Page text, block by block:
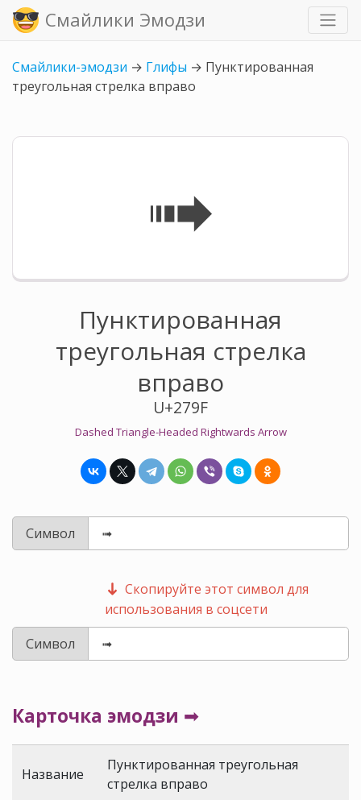
Смайлики Эмодзи
Смайлики-эмодзи → Глифы → Пунктированная
треугольная стрелка вправо
➟
Пунктированная
треугольная стрелка
вправо
U+279F
Dashed Triangle-Headed Rightwards Arrow
Символ
Скопируйте этот символ для
использования в соцсети
Символ
Карточка эмодзи ➟
Название
Пунктированная треугольная
стрелка вправо